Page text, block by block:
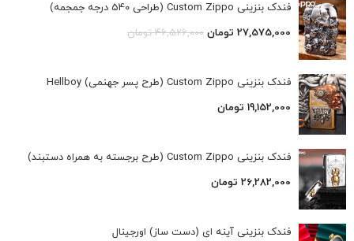
فندک بنزینی Custom Zippo (طراحی 540 درجه جمجمه)
27,575,000 تومان 46,526,000 تومان
فندک بنزینی Custom Zippo (طرح پسر جهنمی) Hellboy
19,152,000 تومان
فندک بنزینی Custom Zippo (طرح برجسته به همراه دستبند)
26,282,000 تومان
فندک بنزینی آینه ای (دست ساز) اورجینال